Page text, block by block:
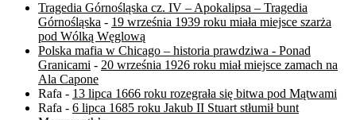
Tragedia Górnośląska cz. IV – Apokalipsa – Tragedia
Górnośląska - 19 września 1939 roku miała miejsce szarża
pod Wólką Węglową
Polska mafia w Chicago – historia prawdziwa - Ponad
Granicami - 20 września 1926 roku miał miejsce zamach na
Ala Capone
Rafa - 13 lipca 1666 roku rozegrała się bitwa pod Mątwami
Rafa - 6 lipca 1685 roku Jakub II Stuart stłumił bunt